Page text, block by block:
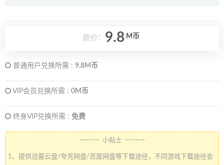
原价： 9.8 M币
普通用户兑换所需 : 9.8M币
VIP会员兑换所需 : 0M币
终身VIP兑换所需 : 免费
———— 小贴士 ————
1、提供迅雷云盘/夸克网盘/百度网盘等下载途径，不同游戏下载途径会